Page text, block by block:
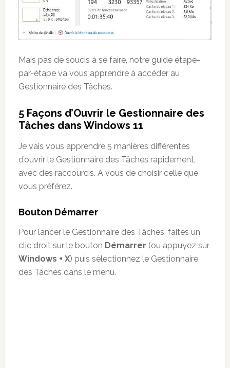
Mais pas de soucis à se faire, notre guide étape-
par-étape va vous apprendre à accéder au
Gestionnaire des Tâches.
5 Façons d’Ouvrir le Gestionnaire des
Tâches dans Windows 11
Je vais vous apprendre 5 manières différentes
d’ouvrir le Gestionnaire des Tâches rapidement,
avec des raccourcis. A vous de choisir celle que
vous préférez.
Bouton Démarrer
Pour lancer le Gestionnaire des Tâches, faites un
clic droit sur le bouton Démarrer (ou appuyez sur
Windows + X) puis sélectionnez le Gestionnaire
des Tâches dans le menu.